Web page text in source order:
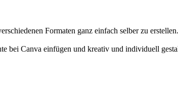
Formaten ganz einfach selber zu erstellen.
bei Canva einfügen und kreativ und individuell